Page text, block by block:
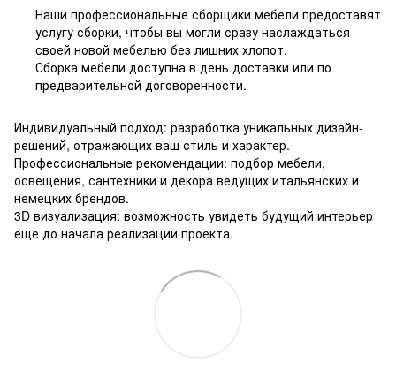
Наши профессиональные сборщики мебели предоставят
услугу сборки, чтобы вы могли сразу наслаждаться
своей новой мебелью без лишних хлопот.
Сборка мебели доступна в день доставки или по
предварительной договоренности.
Индивидуальный подход: разработка уникальных дизайн-
решений, отражающих ваш стиль и характер.
Профессиональные рекомендации: подбор мебели,
освещения, сантехники и декора ведущих итальянских и
немецких брендов.
3D визуализация: возможность увидеть будущий интерьер
еще до начала реализации проекта.